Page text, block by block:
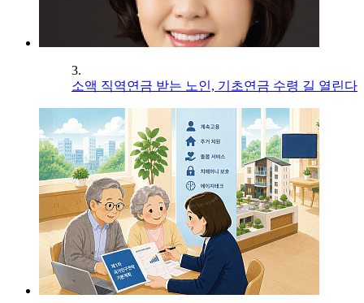
3.
소액 직역연금 받는 노인, 기초연금 수령 길 열린다